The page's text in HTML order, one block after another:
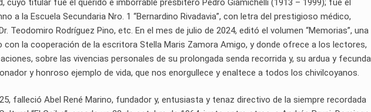
a la Escuela Secundaria Nro. 1 “Bernardino Rivadavia”, con letra del prestigioso médico,
Teodomiro Rodríguez Pino, etc. En el mes de julio de 2024, editó el volumen “Memorias”, una
con la cooperación de la escritora Stella Maris Zamora Amigo, y donde ofrece a los lectores,
sobre las vivencias personales de su prolongada senda recorrida y, su ardua y fecunda
y honroso ejemplo de vida, que nos enorgullece y enaltece a todos los chivilcoyanos.
falleció Abel René Marino, fundador y, entusiasta y tenaz directivo de la siempre recordada